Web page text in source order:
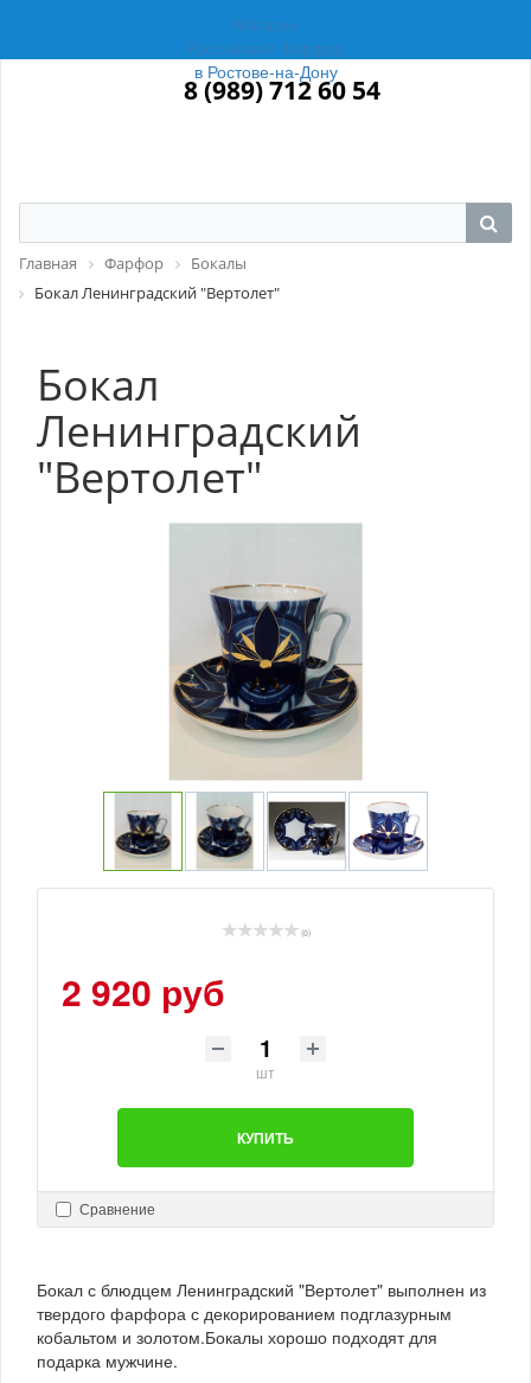
Магазин
Российский Фарфор
в Ростове-на-Дону
8 (989) 712 60 54
Главная Фарфор
Бокалы
Бокал Ленинградский "Вертолет"
Бокал
Ленинградский
"Вертолет"
(0)
2 920 руб
шт
КУПИТЬ
Сравнение
Бокал с блюдцем Ленинградский "Вертолет" выполнен из
твердого фарфора с декорированием подглазурным
кобальтом и золотом.Бокалы хорошо подходят для
подарка мужчине.